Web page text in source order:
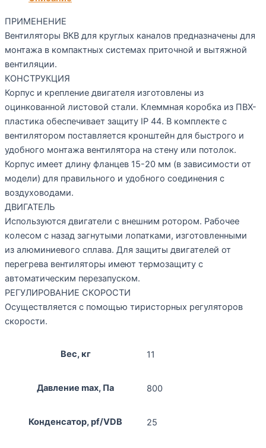
ПРИМЕНЕНИЕ
Вентиляторы ВКВ для круглых каналов предназначены для
монтажа в компактных системах приточной и вытяжной
вентиляции.
КОНСТРУКЦИЯ
Корпус и крепление двигателя изготовлены из
оцинкованной листовой стали. Клеммная коробка из ПВХ-
пластика обеспечивает защиту IP 44. В комплекте с
вентилятором поставляется кронштейн для быстрого и
удобного монтажа вентилятора на стену или потолок.
Корпус имеет длину фланцев 15-20 мм (в зависимости от
модели) для правильного и удобного соединения с
воздуховодами.
ДВИГАТЕЛЬ
Используются двигатели с внешним ротором. Рабочее
колесом с назад загнутыми лопатками, изготовленными
из алюминиевого сплава. Для защиты двигателей от
перегрева вентиляторы имеют термозащиту с
автоматическим перезапуском.
РЕГУЛИРОВАНИЕ СКОРОСТИ
Осуществляется с помощью тиристорных регуляторов
скорости.
Вес, кг 11
Давление max, Па 800
Конденсатор, pf/VDB 25